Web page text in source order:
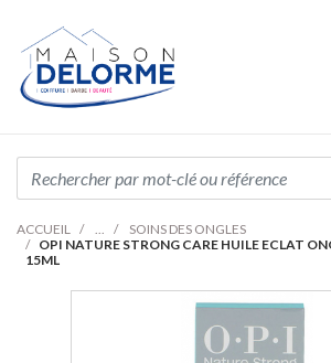
ACCUEIL
SOINS DES ONGLES
OPI NATURE STRONG CARE HUILE ECLAT
15ML